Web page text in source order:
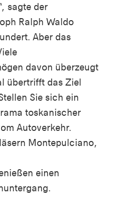
sagte der
Ralph Waldo
Aber das
davon überzeugt
übertrifft das Ziel
Sie sich ein
toskanischer
Autoverkehr.
Montepulciano,
einen